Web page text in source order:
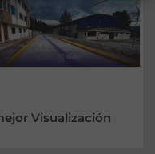
Visualización